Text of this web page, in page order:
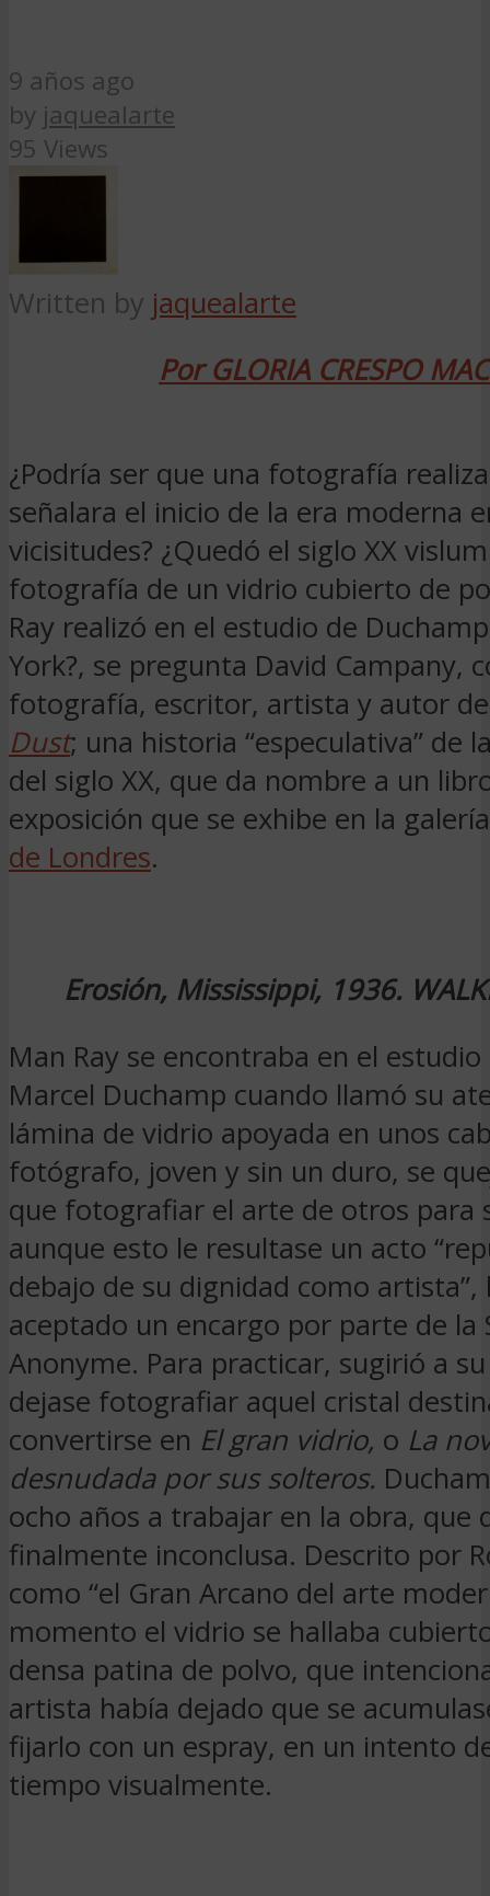
9 años ago
by jaquealarte
95 Views
Written by jaquealarte
Por GLORIA CRESPO
¿Podría ser que una fotografía
señalara el inicio de la era moderna
vicisitudes? ¿Quedó el siglo XX
fotografía de un vidrio cubierto de
Ray realizó en el estudio de
York?, se pregunta David Campany,
fotografía, escritor, artista y autor
Dust; una historia “especulativa” de
del siglo XX, que da nombre a un
exposición que se exhibe en la
de Londres.
Erosión, Mississippi, 1936.
Man Ray se encontraba en el
Marcel Duchamp cuando llamó su
lámina de vidrio apoyada en unos
fotógrafo, joven y sin un duro, se
que fotografiar el arte de otros para
aunque esto le resultase un acto
debajo de su dignidad como artista”,
aceptado un encargo por parte de la
Anonyme. Para practicar, sugirió a
dejase fotografiar aquel cristal
convertirse en El gran vidrio, o La
desnudada por sus solteros.
ocho años a trabajar en la obra, que
finalmente inconclusa. Descrito por
como “el Gran Arcano del arte
momento el vidrio se hallaba
densa patina de polvo, que
artista había dejado que se
fijarlo con un espray, en un intento
tiempo visualmente.